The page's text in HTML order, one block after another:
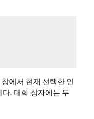
에서 현재 선택한 인
. 대화 상자에는 두